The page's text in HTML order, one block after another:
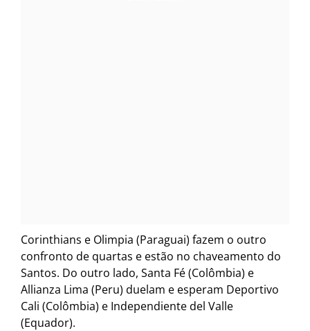
Corinthians e Olimpia (Paraguai) fazem o outro
confronto de quartas e estão no chaveamento do
Santos. Do outro lado, Santa Fé (Colômbia) e
Allianza Lima (Peru) duelam e esperam Deportivo
Cali (Colômbia) e Independiente del Valle
(Equador).